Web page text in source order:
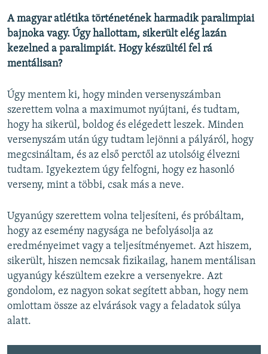
A magyar atlétika történetének harmadik paralimpiai
bajnoka vagy. Úgy hallottam, sikerült elég lazán
kezelned a paralimpiát. Hogy készültél fel rá
mentálisan?
Úgy mentem ki, hogy minden versenyszámban
szerettem volna a maximumot nyújtani, és tudtam,
hogy ha sikerül, boldog és elégedett leszek. Minden
versenyszám után úgy tudtam lejönni a pályáról, hogy
megcsináltam, és az első perctől az utolsóig élvezni
tudtam. Igyekeztem úgy felfogni, hogy ez hasonló
verseny, mint a többi, csak más a neve.
Ugyanúgy szerettem volna teljesíteni, és próbáltam,
hogy az esemény nagysága ne befolyásolja az
eredményeimet vagy a teljesítményemet. Azt hiszem,
sikerült, hiszen nemcsak fizikailag, hanem mentálisan
ugyanúgy készültem ezekre a versenyekre. Azt
gondolom, ez nagyon sokat segített abban, hogy nem
omlottam össze az elvárások vagy a feladatok súlya
alatt.